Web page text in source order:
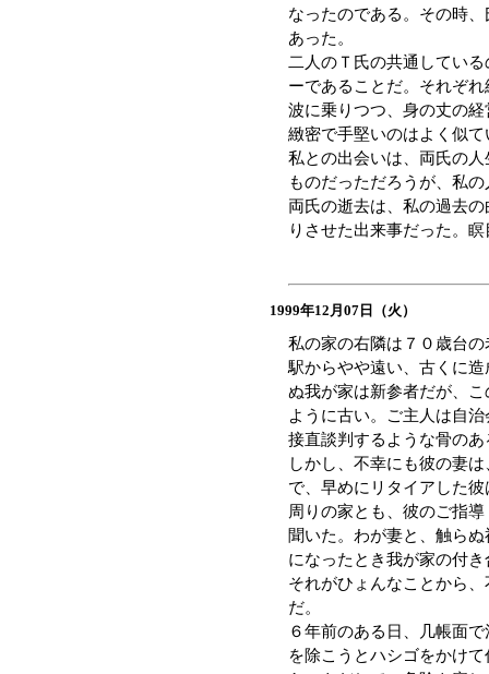
なったのである。その時
あった。
二人のＴ氏の共通してい
ーであることだ。それぞ
波に乗りつつ、身の丈の
緻密で手堅いのはよく似て
私との出会いは、両氏の
ものだっただろうが、私
両氏の逝去は、私の過去
りさせた出来事だった。
1999年12月07日（火）
私の家の右隣は７０歳台
駅からやや遠い、古くに
ぬ我が家は新参者だが、
ように古い。ご主人は自
接直談判するような骨の
しかし、不幸にも彼の妻
で、早めにリタイアした
周りの家とも、彼のご指
聞いた。わが妻と、触ら
になったとき我が家の付
それがひょんなことから
だ。
６年前のある日、几帳面
を除こうとハシゴをかけ